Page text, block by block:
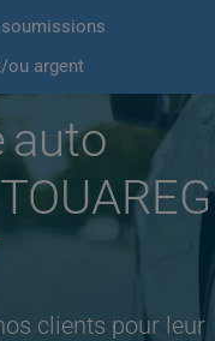
ou argent
auto
clients pour leur